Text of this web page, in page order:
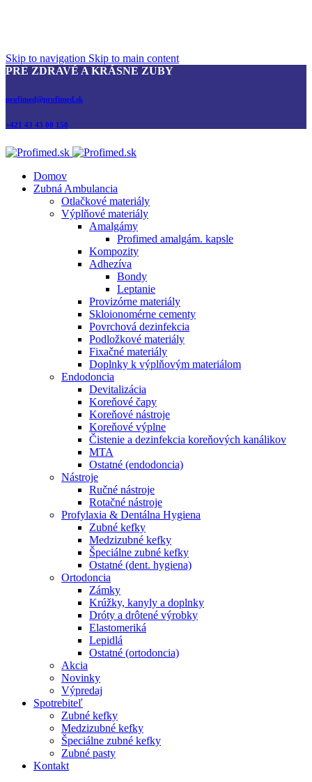
Skip to navigation Skip to main content
PRE ZDRAVÉ A KRÁSNE ZUBY
profimed@profimed.sk
+421 43 43 00 150
Domov
Zubná Ambulancia
Otlačkové materiály
Výplňové materiály
Amalgámy
Profimed amalgám. kapsle
Kompozity
Adhezíva
Bondy
Leptanie
Provizórne materiály
Skloionomérne cementy
Povrchová dezinfekcia
Podložkové materiály
Fixačné materiály
Doplnky k výplňovým materiálom
Endodoncia
Devitalizácia
Koreňové čapy
Koreňové nástroje
Koreňové výplne
Čistenie a dezinfekcia koreňových kanálikov
MTA
Ostatné (endodoncia)
Nástroje
Ručné nástroje
Rotačné nástroje
Profylaxia & Dentálna Hygiena
Zubné kefky
Medzizubné kefky
Špeciálne zubné kefky
Ostatné (dent. hygiena)
Ortodoncia
Zámky
Krúžky, kanyly a doplnky
Dróty a drôtené výrobky
Elastomeriká
Lepidlá
Ostatné (ortodoncia)
Akcia
Novinky
Výpredaj
Spotrebiteľ
Zubné kefky
Medzizubné kefky
Špeciálne zubné kefky
Zubné pasty
Kontakt